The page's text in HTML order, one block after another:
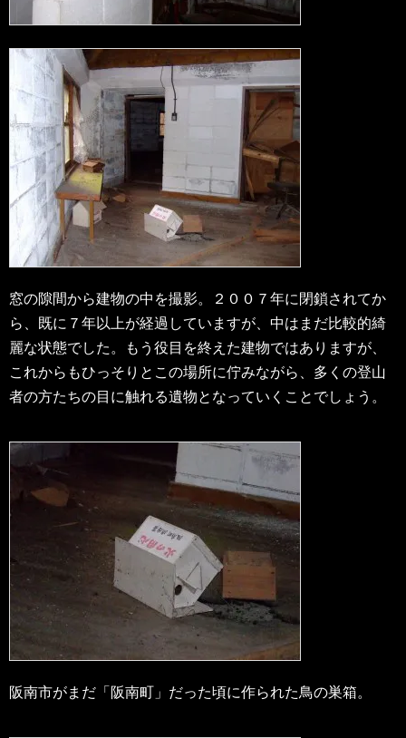
窓の隙間から建物の中を撮影。２００７年に閉鎖されてか
ら、既に７年以上が経過していますが、中はまだ比較的綺
麗な状態でした。もう役目を終えた建物ではありますが、
これからもひっそりとこの場所に佇みながら、多くの登山
者の方たちの目に触れる遺物となっていくことでしょう。
阪南市がまだ「阪南町」だった頃に作られた鳥の巣箱。